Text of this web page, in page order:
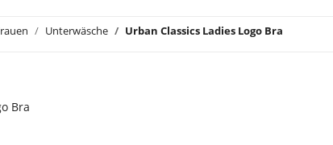
Unterwäsche Urban Classics Ladies Logo Bra